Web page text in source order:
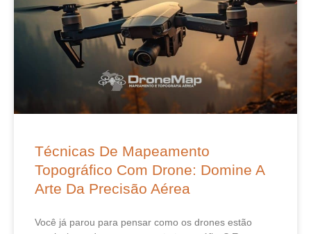
Técnicas De Mapeamento
Topográfico Com Drone: Domine A
Arte Da Precisão Aérea
Você já parou para pensar como os drones estão